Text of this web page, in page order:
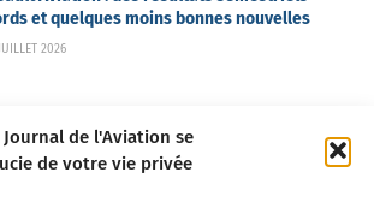
Journal de l'Aviation se
de votre vie privée
et quelques moins bonnes nouvelles
2026